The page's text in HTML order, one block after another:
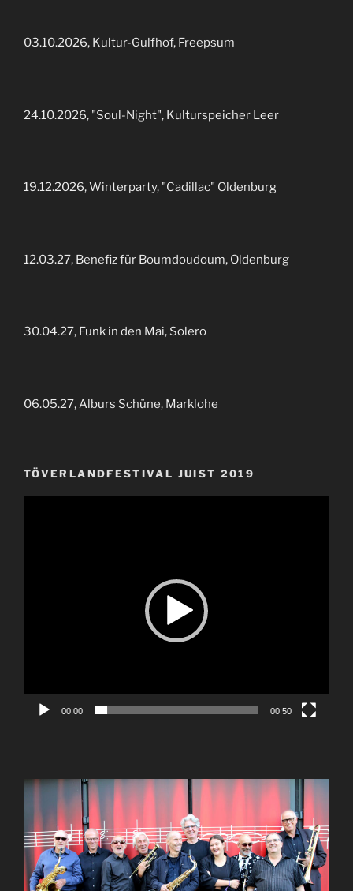
03.10.2026, Kultur-Gulfhof, Freepsum
24.10.2026, "Soul-Night", Kulturspeicher Leer
19.12.2026, Winterparty, "Cadillac" Oldenburg
12.03.27, Benefiz für Boumdoudoum, Oldenburg
30.04.27, Funk in den Mai, Solero
06.05.27, Alburs Schüne, Marklohe
TÖVERLANDFESTIVAL JUIST 2019
00:00 00:50